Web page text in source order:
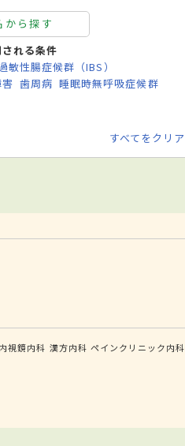
から探す
れる条件
敏性腸症候群（IBS）
歯周病 睡眠時無呼吸症候群
すべてをクリア
内視鏡内科 漢方内科 ペインクリニック内科